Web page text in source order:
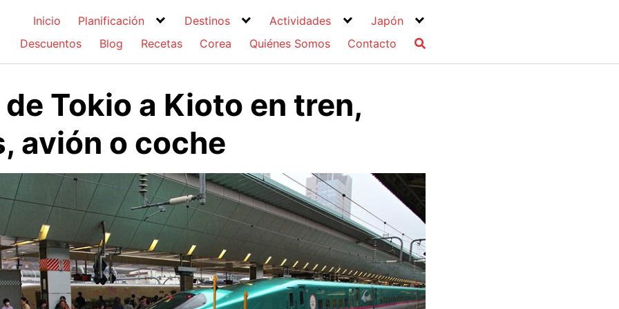
Inicio Planificación Destinos Actividades
Japón
Descuentos
Blog Recetas Corea Quiénes Somos Contacto
Tokio a Kioto en tren,
avión o coche